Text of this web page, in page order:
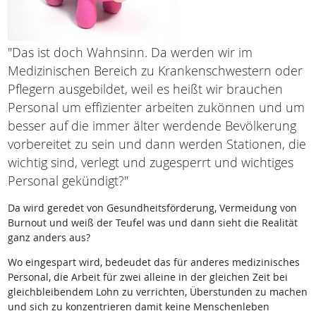
"Das ist doch Wahnsinn. Da werden wir im
Medizinischen Bereich zu Krankenschwestern oder
Pflegern ausgebildet, weil es heißt wir brauchen
Personal um effizienter arbeiten zukönnen und um
besser auf die immer älter werdende Bevölkerung
vorbereitet zu sein und dann werden Stationen, die
wichtig sind, verlegt und zugesperrt und wichtiges
Personal gekündigt?"
Da wird geredet von Gesundheitsförderung, Vermeidung von
Burnout und weiß der Teufel was und dann sieht die Realität
ganz anders aus?
Wo eingespart wird, bedeudet das für anderes medizinisches
Personal, die Arbeit für zwei alleine in der gleichen Zeit bei
gleichbleibendem Lohn zu verrichten, Überstunden zu machen
und sich zu konzentrieren damit keine Menschenleben